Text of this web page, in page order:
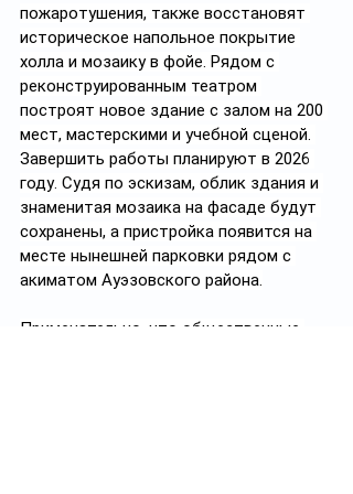
пожаротушения, также восстановят
историческое напольное покрытие
холла и мозаику в фойе. Рядом с
реконструированным театром
построят новое здание с залом на 200
мест, мастерскими и учебной сценой.
Завершить работы планируют в 2026
году. Судя по эскизам, облик здания и
знаменитая мозаика на фасаде будут
сохранены, а пристройка появится на
месте нынешней парковки рядом с
акиматом Ауэзовского района.
Примечательно, что общественные